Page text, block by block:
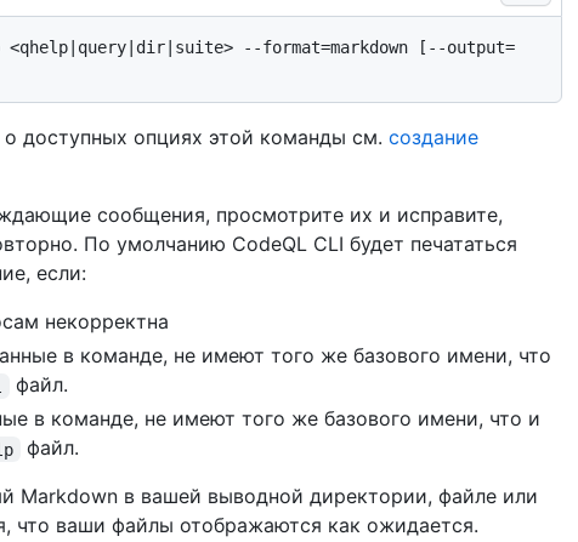
<qhelp|query|dir|suite> --format=markdown [--output=
доступных опциях этой команды см. создание
сообщения, просмотрите их и исправите,
По умолчанию CodeQL CLI будет печататься
если:
некорректна
в команде, не имеют того же базового имени, что
файл.
в команде, не имеют того же базового имени, что и
файл.
Markdown в вашей выводной директории, файле или
что ваши файлы отображаются как ожидается.